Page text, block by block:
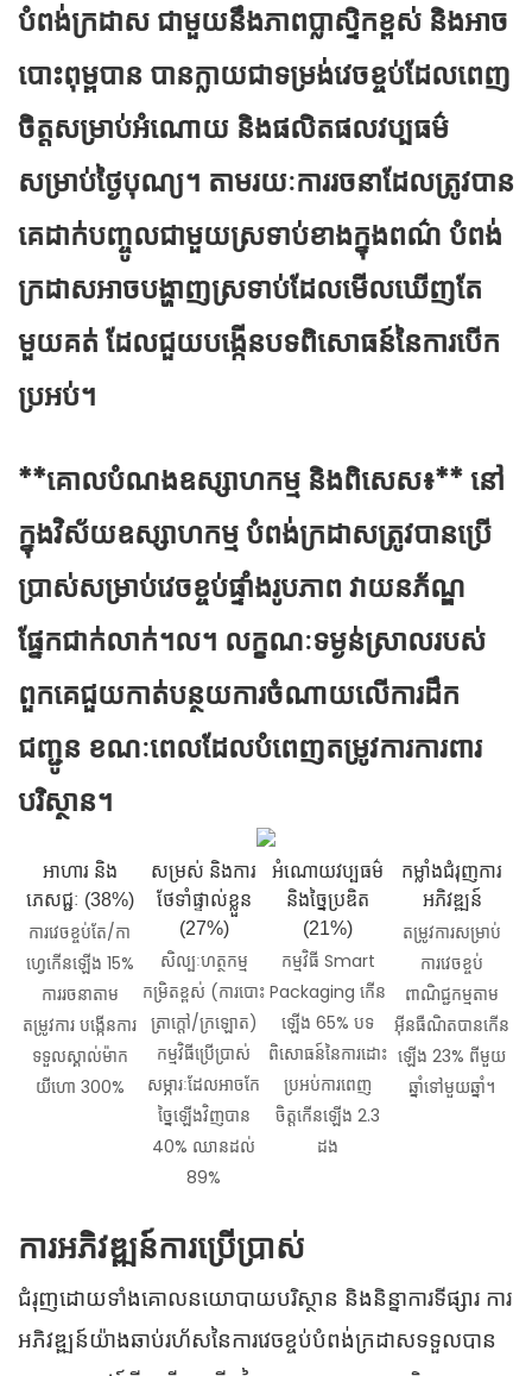
បំពង់ក្រដាស ជាមួយនឹងភាពប្លាស្ទិកខ្ពស់ និងអាច
បោះពុម្ពបាន បានក្លាយជាទម្រង់វេចខ្ចប់ដែលពេញ
ចិត្តសម្រាប់អំណោយ និងផលិតផលវប្បធម៌
សម្រាប់ថ្ងៃបុណ្យ។ តាម​រយៈ​ការ​រចនា​ដែល​ត្រូវ​បាន​
គេ​ដាក់​បញ្ចូល​ជាមួយ​ស្រទាប់​ខាងក្នុង​ពណ៌​ បំពង់​
ក្រដាស​អាច​បង្ហាញ​ស្រទាប់​ដែល​មើល​ឃើញ​តែ​
មួយ​គត់​ ដែល​ជួយ​បង្កើន​បទពិសោធន៍​នៃ​ការ​បើក​
ប្រអប់។
**គោលបំណងឧស្សាហកម្ម និងពិសេស៖** នៅ
ក្នុងវិស័យឧស្សាហកម្ម បំពង់ក្រដាសត្រូវបានប្រើ
ប្រាស់សម្រាប់វេចខ្ចប់ផ្ទាំងរូបភាព វាយនភ័ណ្ឌ
ផ្នែកជាក់លាក់។ល។ លក្ខណៈទម្ងន់ស្រាលរបស់
ពួកគេជួយកាត់បន្ថយការចំណាយលើការដឹក
ជញ្ជូន ខណៈពេលដែលបំពេញតម្រូវការការពារ
បរិស្ថាន។
អាហារ និង
ភេសជ្ជៈ (38%)
ការវេចខ្ចប់តែ/កា
ហ្វេកើនឡើង 15%
ការរចនាតាម
តម្រូវការ បង្កើនការ
ទទួលស្គាល់ម៉ាក
យីហោ 300%
សម្រស់ និងការ
ថែទាំផ្ទាល់ខ្លួន
(27%)
សិល្បៈហត្ថកម្ម
កម្រិតខ្ពស់ (ការបោះ
ត្រាក្តៅ/ក្រឡោត)
កម្មវិធីប្រើប្រាស់
សម្ភារៈដែលអាចកែ
ច្នៃឡើងវិញបាន
40% ឈានដល់
89%
អំណោយវប្បធម៌
និងច្នៃប្រឌិត
(21%)
កម្មវិធី Smart
Packaging កើន
ឡើង 65% បទ
ពិសោធន៍នៃការដោះ
ប្រអប់ការពេញ
ចិត្តកើនឡើង 2.3
ដង
កម្លាំងជំរុញការ
អភិវឌ្ឍន៍
តម្រូវការសម្រាប់
ការវេចខ្ចប់
ពាណិជ្ជកម្មតាម
អ៊ីនធឺណិតបានកើន
ឡើង 23% ពីមួយ
ឆ្នាំទៅមួយឆ្នាំ។
ការអភិវឌ្ឍន៍ការប្រើប្រាស់
ជំរុញដោយទាំងគោលនយោបាយបរិស្ថាន និងនិន្នាការទីផ្សារ ការ
អភិវឌ្ឍន៍យ៉ាងឆាប់រហ័សនៃការវេចខ្ចប់បំពង់ក្រដាសទទួលបាន